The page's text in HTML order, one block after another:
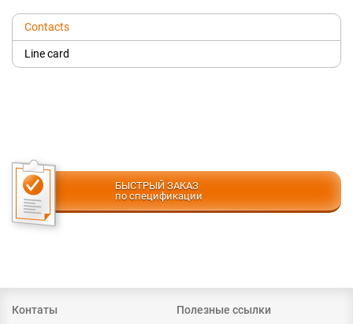
Contacts
Line card
БЫСТРЫЙ ЗАКАЗ
по спецификации
Контаты
Полезные ссылки